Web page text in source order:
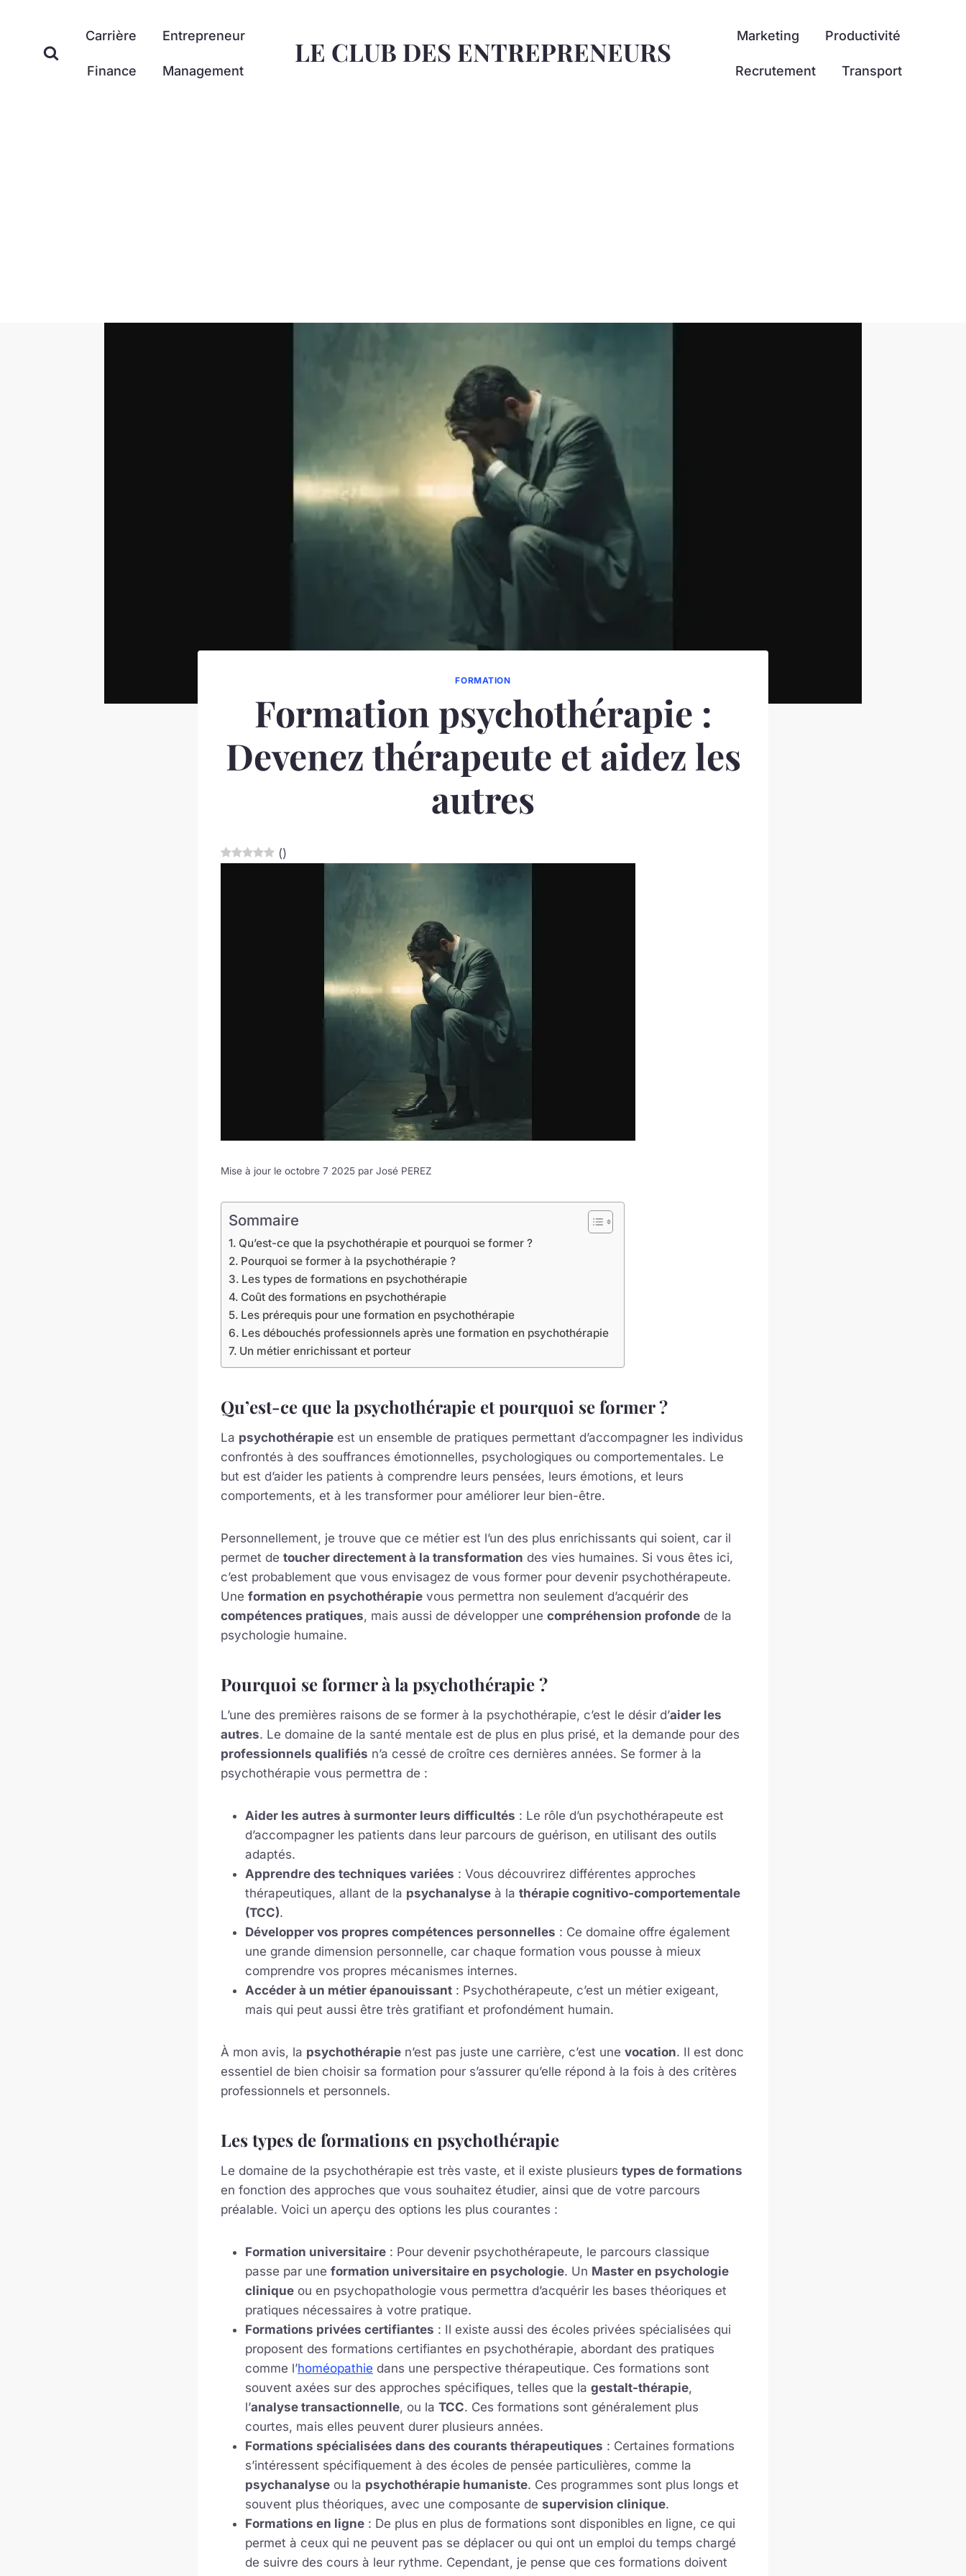
contenu
Carrière Entrepreneur
Finance Management
LE CLUB DES ENTREPRENEURS Marketing Productivité
Recrutement Transport
FORMATION
Formation psychothérapie :
Devenez thérapeute et aidez les
autres
()
Mise à jour le octobre 7 2025 par José PEREZ
Sommaire
Qu’est-ce que la psychothérapie et pourquoi se former ?
Pourquoi se former à la psychothérapie ?
Les types de formations en psychothérapie
Coût des formations en psychothérapie
Les prérequis pour une formation en psychothérapie
Les débouchés professionnels après une formation en psychothérapie
Un métier enrichissant et porteur
Qu’est-ce que la psychothérapie et pourquoi se former ?
La psychothérapie est un ensemble de pratiques permettant d’accompagner les individus
confrontés à des souffrances émotionnelles, psychologiques ou comportementales. Le
but est d’aider les patients à comprendre leurs pensées, leurs émotions, et leurs
comportements, et à les transformer pour améliorer leur bien-être.
Personnellement, je trouve que ce métier est l’un des plus enrichissants qui soient, car il
permet de toucher directement à la transformation des vies humaines. Si vous êtes ici,
c’est probablement que vous envisagez de vous former pour devenir psychothérapeute.
Une formation en psychothérapie vous permettra non seulement d’acquérir des
compétences pratiques, mais aussi de développer une compréhension profonde de la
psychologie humaine.
Pourquoi se former à la psychothérapie ?
L’une des premières raisons de se former à la psychothérapie, c’est le désir d’aider les
autres. Le domaine de la santé mentale est de plus en plus prisé, et la demande pour des
professionnels qualifiés n’a cessé de croître ces dernières années. Se former à la
psychothérapie vous permettra de :
Aider les autres à surmonter leurs difficultés : Le rôle d’un psychothérapeute est
d’accompagner les patients dans leur parcours de guérison, en utilisant des outils
adaptés.
Apprendre des techniques variées : Vous découvrirez différentes approches
thérapeutiques, allant de la psychanalyse à la thérapie cognitivo-comportementale
(TCC).
Développer vos propres compétences personnelles : Ce domaine offre également
une grande dimension personnelle, car chaque formation vous pousse à mieux
comprendre vos propres mécanismes internes.
Accéder à un métier épanouissant : Psychothérapeute, c’est un métier exigeant,
mais qui peut aussi être très gratifiant et profondément humain.
À mon avis, la psychothérapie n’est pas juste une carrière, c’est une vocation. Il est donc
essentiel de bien choisir sa formation pour s’assurer qu’elle répond à la fois à des critères
professionnels et personnels.
Les types de formations en psychothérapie
Le domaine de la psychothérapie est très vaste, et il existe plusieurs types de formations
en fonction des approches que vous souhaitez étudier, ainsi que de votre parcours
préalable. Voici un aperçu des options les plus courantes :
Formation universitaire : Pour devenir psychothérapeute, le parcours classique
passe par une formation universitaire en psychologie. Un Master en psychologie
clinique ou en psychopathologie vous permettra d’acquérir les bases théoriques et
pratiques nécessaires à votre pratique.
Formations privées certifiantes : Il existe aussi des écoles privées spécialisées qui
proposent des formations certifiantes en psychothérapie, abordant des pratiques
comme l’homéopathie dans une perspective thérapeutique. Ces formations sont
souvent axées sur des approches spécifiques, telles que la gestalt-thérapie,
l’analyse transactionnelle, ou la TCC. Ces formations sont généralement plus
courtes, mais elles peuvent durer plusieurs années.
Formations spécialisées dans des courants thérapeutiques : Certaines formations
s’intéressent spécifiquement à des écoles de pensée particulières, comme la
psychanalyse ou la psychothérapie humaniste. Ces programmes sont plus longs et
souvent plus théoriques, avec une composante de supervision clinique.
Formations en ligne : De plus en plus de formations sont disponibles en ligne, ce qui
permet à ceux qui ne peuvent pas se déplacer ou qui ont un emploi du temps chargé
de suivre des cours à leur rythme. Cependant, je pense que ces formations doivent